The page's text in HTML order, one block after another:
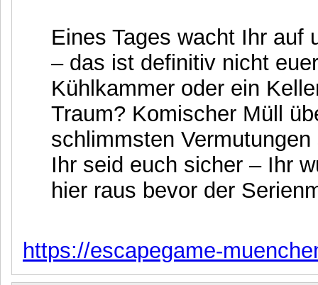
Eines Tages wacht Ihr auf
– das ist definitiv nicht
Kühlkammer oder ein
Traum? Komischer Müll
schlimmsten
Ihr seid euch sicher – Ihr
hier raus bevor der
https://escapegame-